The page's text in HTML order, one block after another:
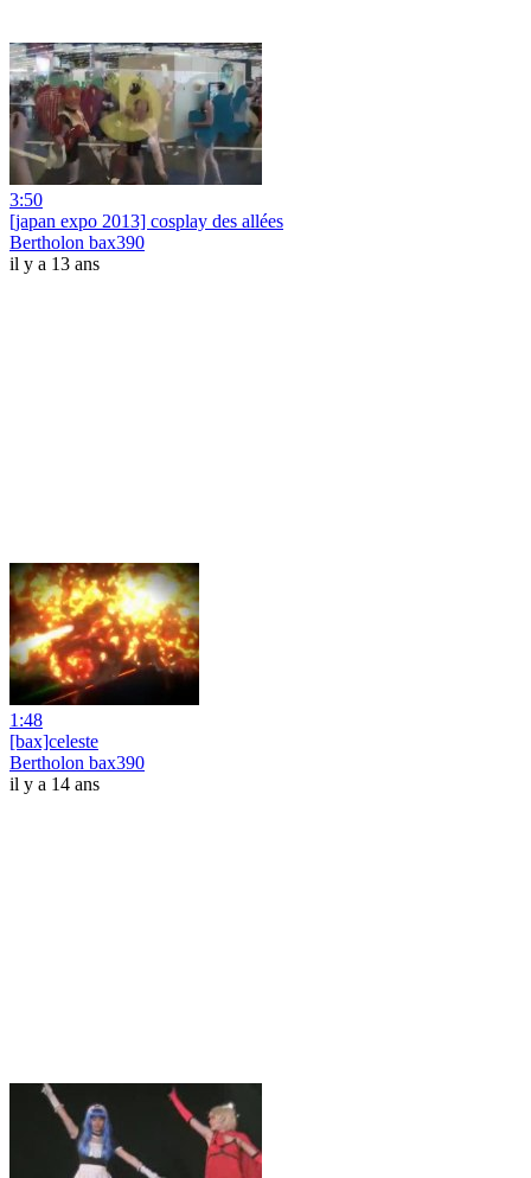
3:50
[japan expo 2013] cosplay des allées
Bertholon bax390
il y a 13 ans
1:48
[bax]celeste
Bertholon bax390
il y a 14 ans